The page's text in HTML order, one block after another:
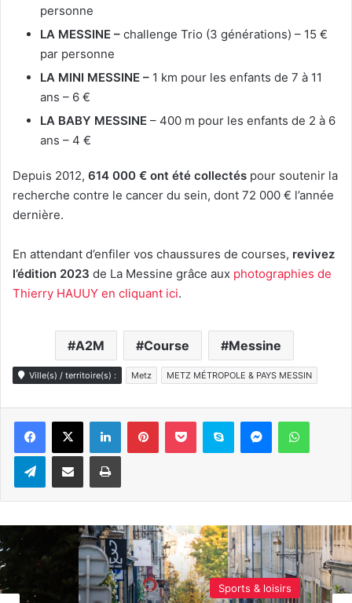
personne
LA MESSINE – challenge Trio (3 générations) – 15 €
par personne
LA MINI MESSINE – 1 km pour les enfants de 7 à 11
ans – 6 €
LA BABY MESSINE – 400 m pour les enfants de 2 à 6
ans – 4 €
Depuis 2012, 614 000 € ont été collectés pour soutenir la
recherche contre le cancer du sein, dont 72 000 € l’année
dernière.
En attendant d’enfiler vos chaussures de courses, revivez
l’édition 2023 de La Messine grâce aux photographies de
Thierry HAUUY en cliquant ici.
A2M Course Messine
Ville(s) / territoire(s) : Metz METZ MÉTROPOLE & PAYS MESSIN
LinkedinPinterestPocket Skype Messenger
TelegramPartager par e-mail Imprimer
Actualité locale & société